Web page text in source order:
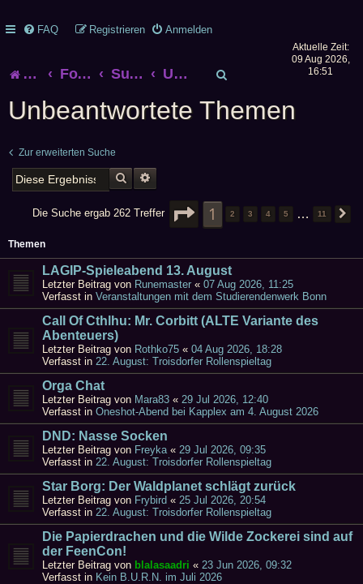
FAQ Anmelden
Registrieren
Startseite
Foren-Übersicht Suche Unbeantwortete Themen
u
Aktuelle Zeit:
09 Aug 2026,
16:51
Unbeantwortete Themen
Zur erweiterten Suche
SUCHE
Die Suche ergab 262 Treffer SEITE
1 2 3 4 5 … 11
Themen
LAGIP-Spieleabend 13. August
Letzter Beitrag von Runemaster « 07 Aug 2026, 11:25
Verfasst in Veranstaltungen mit dem Studierendenwerk Bonn
Call Of Cthlhu: Mr. Corbitt (ALTE Variante des
Abenteuers)
Letzter Beitrag von Rothko75 « 04 Aug 2026, 18:28
Verfasst in 22. August: Troisdorfer Rollenspieltag
Orga Chat
Letzter Beitrag von Mara83 « 29 Jul 2026, 12:40
Verfasst in Oneshot-Abend bei Kapplex am 4. August 2026
DND: Nasse Socken
Letzter Beitrag von Freyka « 29 Jul 2026, 09:35
Verfasst in 22. August: Troisdorfer Rollenspieltag
Star Borg: Der Waldplanet schlägt zurück
Letzter Beitrag von Frybird « 25 Jul 2026, 20:54
Verfasst in 22. August: Troisdorfer Rollenspieltag
Die Papierdrachen und die Wilde Zockerei sind auf
der FeenCon!
Letzter Beitrag von blalasaadri « 23 Jun 2026, 09:32
Verfasst in Kein B.U.R.N. im Juli 2026